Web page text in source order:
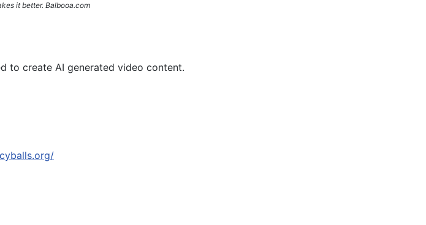
it better. Balbooa.com
to create AI generated video content.